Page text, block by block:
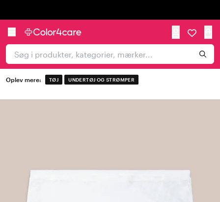
Oplev mere: TØJ UNDERTØJ OG STRØMPER